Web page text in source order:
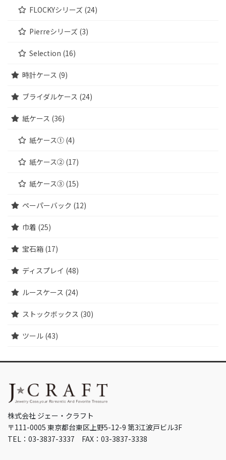
FLOCKYシリーズ (24)
Pierreシリーズ (3)
Selection (16)
時計ケース (9)
ブライダルケース (24)
紙ケース (36)
紙ケース① (4)
紙ケース② (17)
紙ケース③ (15)
ペーパーバック (12)
巾着 (25)
宝石箱 (17)
ディスプレイ (48)
ルースケース (24)
ストックボックス (30)
ツール (43)
株式会社 ジェー・クラフト
〒111-0005 東京都台東区上野5-12-9 第3江波戸ビル3F
TEL：03-3837-3337 FAX：03-3837-3338